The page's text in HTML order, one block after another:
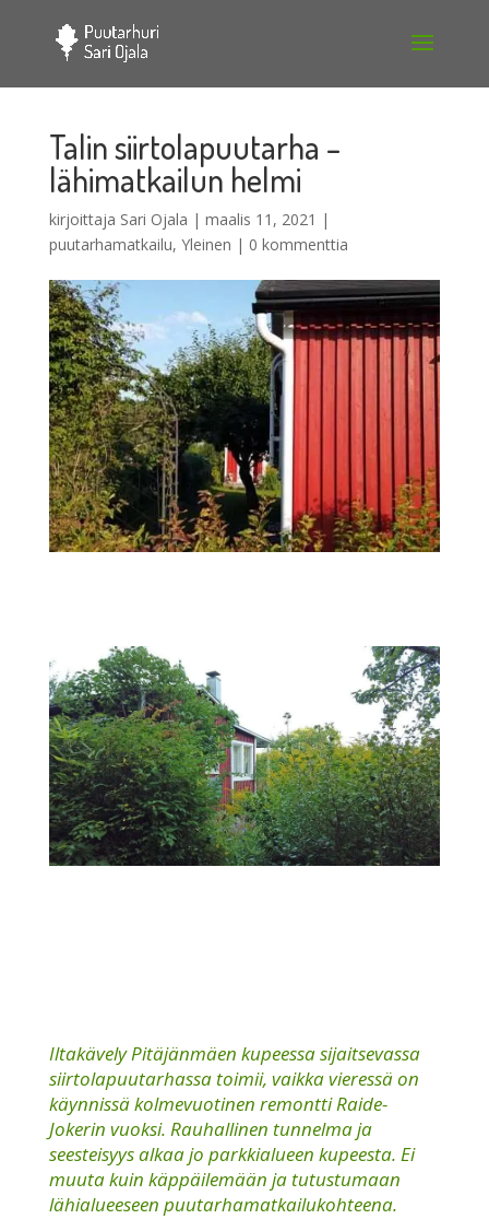
Talin siirtolapuutarha –
lähimatkailun helmi
kirjoittaja Sari Ojala | maalis 11, 2021 |
puutarhamatkailu, Yleinen | 0 kommenttia
Iltakävely Pitäjänmäen kupeessa sijaitsevassa
siirtolapuutarhassa toimii, vaikka vieressä on
käynnissä kolmevuotinen remontti Raide-
Jokerin vuoksi. Rauhallinen tunnelma ja
seesteisyys alkaa jo parkkialueen kupeesta. Ei
muuta kuin käppäilemään ja tutustumaan
lähialueeseen puutarhamatkailukohteena.